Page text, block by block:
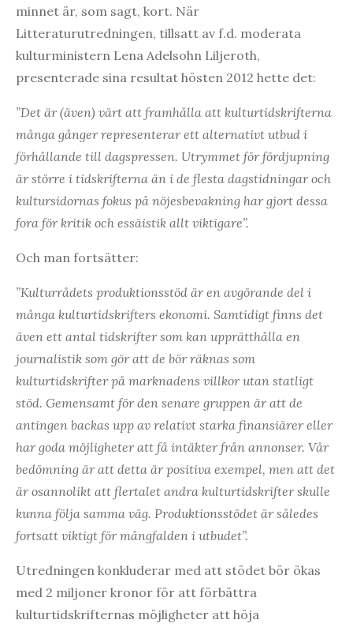
minnet är, som sagt, kort. När
Litteraturutredningen, tillsatt av f.d. moderata
kulturministern Lena Adelsohn Liljeroth,
presenterade sina resultat hösten 2012 hette det:
”Det är (även) värt att framhålla att kulturtidskrifterna
många gånger representerar ett alternativt utbud i
förhållande till dagspressen. Utrymmet för fördjupning
är större i tidskrifterna än i de flesta dagstidningar och
kultursidornas fokus på nöjesbevakning har gjort dessa
fora för kritik och essäistik allt viktigare”.
Och man fortsätter:
”Kulturrådets produktionsstöd är en avgörande del i
många kulturtidskrifters ekonomi. Samtidigt finns det
även ett antal tidskrifter som kan upprätthålla en
journalistik som gör att de bör räknas som
kulturtidskrifter på marknadens villkor utan statligt
stöd. Gemensamt för den senare gruppen är att de
antingen backas upp av relativt starka finansiärer eller
har goda möjligheter att få intäkter från annonser. Vår
bedömning är att detta är positiva exempel, men att det
är osannolikt att flertalet andra kulturtidskrifter skulle
kunna följa samma väg. Produktionsstödet är således
fortsatt viktigt för mångfalden i utbudet”.
Utredningen konkluderar med att stödet bör ökas
med 2 miljoner kronor för att förbättra
kulturtidskrifternas möjligheter att höja